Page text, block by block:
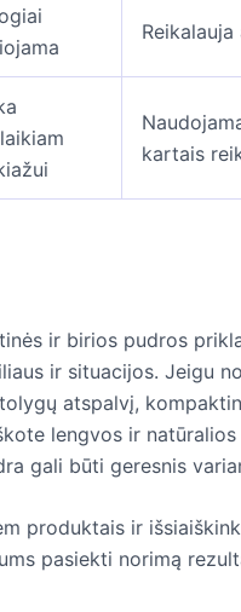
kartais
ir birios pudros
ir situacijos. Jeigu
atspalvį,
lengvos ir
gali būti geresnis
produktais ir
pasiekti norimą